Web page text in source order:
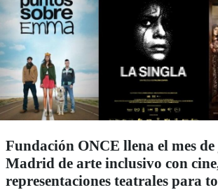
Fundación ONCE llena el mes
Madrid de arte inclusivo con
representaciones teatrales para